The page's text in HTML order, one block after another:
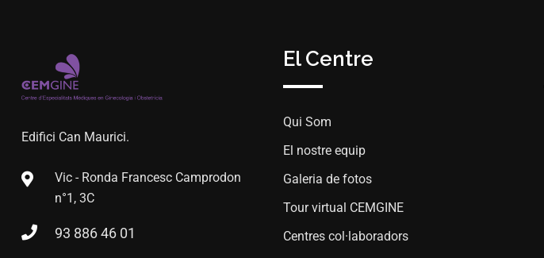
Edifici Can Maurici.
Vic - Ronda Francesc Camprodon
n°1, 3C
93 886 46 01
El Centre
Qui Som
El nostre equip
Galeria de fotos
Tour virtual CEMGINE
Centres col·laboradors